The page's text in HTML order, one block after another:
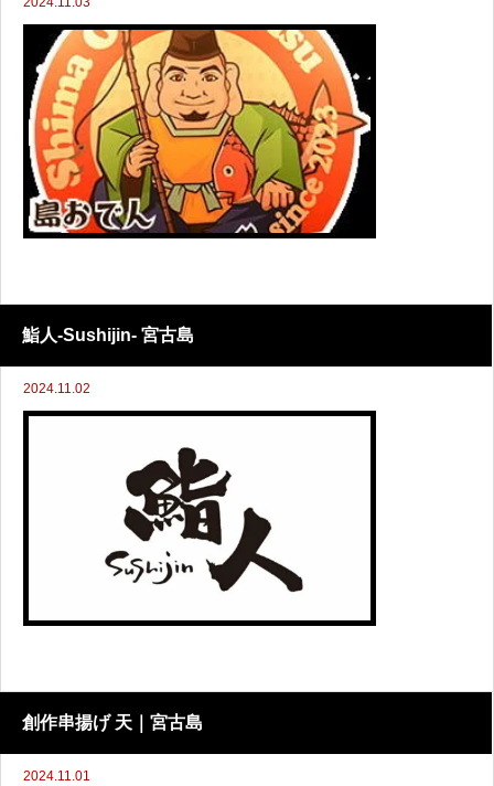
鮨人-Sushijin- 宮古島
2024.11.02
創作串揚げ 天｜宮古島
2024.11.01